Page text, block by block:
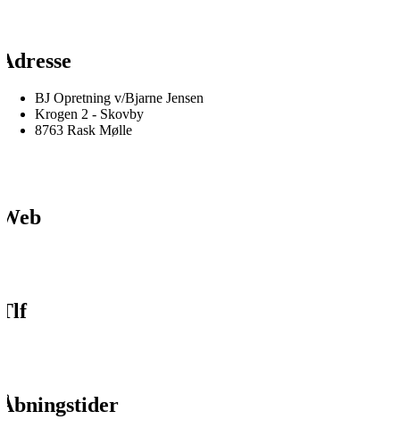
BJ Opretning v/Bjarne Jensen
Krogen 2 - Skovby
8763 Rask Mølle